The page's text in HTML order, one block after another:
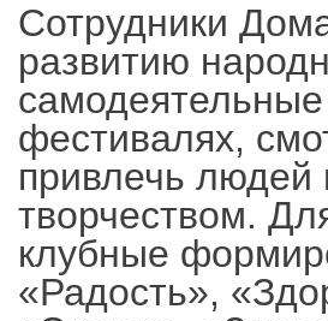
Сотрудники
развитию
фестивалях,
привлечь людей
творчеством.
клубные
«Радость»,